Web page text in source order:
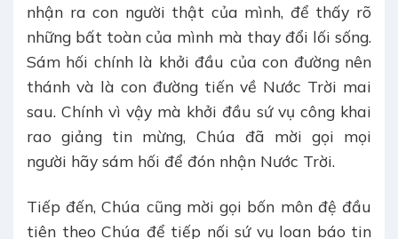
nhận ra con người thật của mình, để thấy rõ
những bất toàn của mình mà thay đổi lối sống.
Sám hối chính là khởi đầu của con đường nên
thánh và là con đường tiến về Nước Trời mai
sau. Chính vì vậy mà khởi đầu sứ vụ công khai
rao giảng tin mừng, Chúa đã mời gọi mọi
người hãy sám hối để đón nhận Nước Trời.
Tiếp đến, Chúa cũng mời gọi bốn môn đệ đầu
tiên theo Chúa để tiếp nối sứ vụ loan báo tin